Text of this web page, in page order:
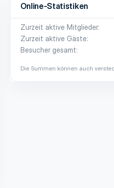
Online-Statistiken
Zurzeit aktive Mitglieder
Zurzeit aktive Gäste
Besucher gesamt
Die Summen können auch